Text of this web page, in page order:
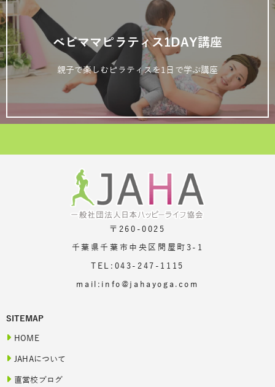
ベビママピラティス1DAY講座
親子で楽しむピラティスを1日で学ぶ講座
〒260-0025
千葉県千葉市中央区問屋町3-1
TEL:043-247-1115
mail:info@jahayoga.com
SITEMAP
HOME
JAHAについて
直営校ブログ